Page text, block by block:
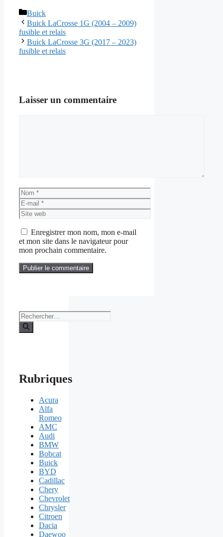
Catégories
Buick
Buick LaCrosse 1G (2004 – 2009)
fusible et relais
Buick LaCrosse 3G (2017 – 2023)
fusible et relais
Laisser un commentaire
Nom
E-
mail
Site
web
Enregistrer mon nom, mon e-mail
et mon site dans le navigateur pour
mon prochain commentaire.
Rechercher :
Rubriques
Acura
Alfa
Romeo
AMC
Audi
BMW
Bobcat
Buick
BYD
Cadillac
Chery
Chevrolet
Chrysler
Citroen
Dacia
Daewoo